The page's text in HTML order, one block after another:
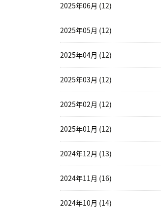
2025年06月 (12)
2025年05月 (12)
2025年04月 (12)
2025年03月 (12)
2025年02月 (12)
2025年01月 (12)
2024年12月 (13)
2024年11月 (16)
2024年10月 (14)